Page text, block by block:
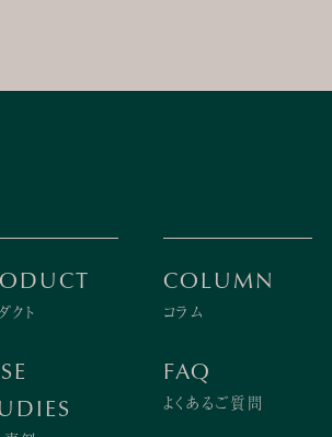
クト
COLUMN
コラム
FAQ
よくあるご質問